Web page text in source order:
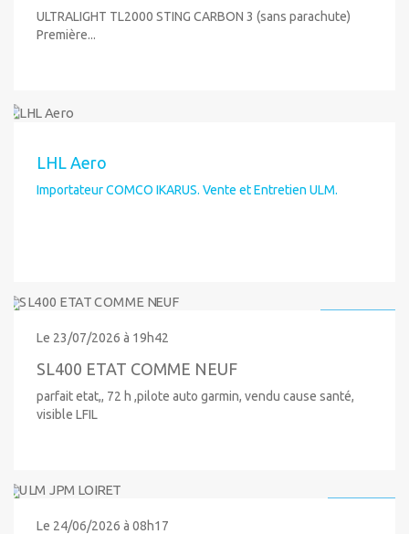
ULTRALIGHT TL2000 STING CARBON 3 (sans parachute)
Première...
LHL Aero
Importateur COMCO IKARUS. Vente et Entretien ULM.
Le 23/07/2026 à 19h42
SL400 ETAT COMME NEUF
parfait etat,, 72 h ,pilote auto garmin, vendu cause santé,
visible LFIL
Le 24/06/2026 à 08h17